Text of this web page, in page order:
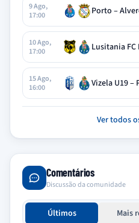
9 Ago,
17:00
Porto –
10 Ago,
17:00
Lusitania
15 Ago,
16:00
Vizela U19 –
Ver todos
Comentários
Discussão da comunidade
Últimos Mais